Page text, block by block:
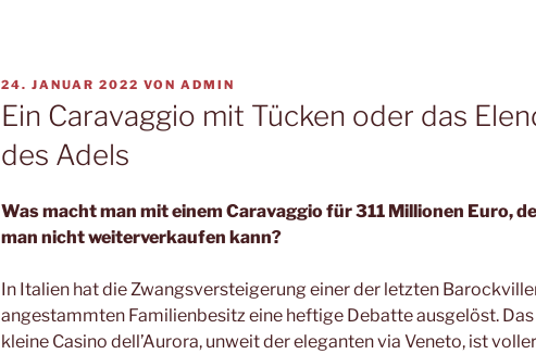
VERÖFFENTLICHT
AM
24. JANUAR 2022 VON ADMIN
Ein Caravaggio mit Tücken oder das
des Adels
Was macht man mit einem Caravaggio für 311 Millionen Euro,
man nicht weiterverkaufen kann?
In Italien hat die Zwangsversteigerung einer der letzten
angestammten Familienbesitz eine heftige Debatte ausgelöst. Das
kleine Casino dell’Aurora, unweit der eleganten via Veneto, ist voller